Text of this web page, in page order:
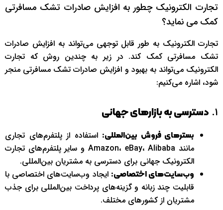
تجارت الکترونیک چطور به افزایش صادرات تشک مسافرتی
کمک می نماید؟
تجارت الکترونیک به طور قابل توجهی می‌تواند به افزایش صادرات
تشک مسافرتی کمک کند. در زیر به چندین روش که تجارت
الکترونیک می‌تواند به بهبود و افزایش صادرات تشک مسافرتی منجر
شود، اشاره می‌کنیم:
1. دسترسی به بازارهای جهانی
بسترهای فروش بین‌المللی: استفاده از پلتفرم‌های تجاری
مانند Amazon، eBay، Alibaba و سایر پلتفرم‌های تجارت
الکترونیک جهانی برای دسترسی به مشتریان بین‌المللی.
وب‌سایت‌های اختصاصی: ایجاد وب‌سایت‌های اختصاصی با
قابلیت چند زبانه و گزینه‌های پرداخت بین‌المللی برای جذب
مشتریان از کشورهای مختلف.